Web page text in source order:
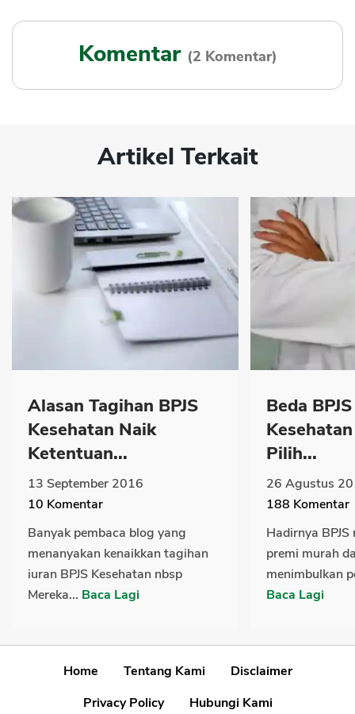
Komentar (2 Komentar)
Artikel Terkait
Alasan Tagihan BPJS
Kesehatan Naik
Ketentuan...
13 September 2016
10 Komentar
Banyak pembaca blog yang
menanyakan kenaikkan tagihan
iuran BPJS Kesehatan nbsp
Mereka... Baca Lagi
Beda
Pilih...
26 Agustus
188 Komentar
Hadirnya
premi murah
menimbulkan
Baca Lagi
Home Tentang Kami
Disclaimer
Privacy Policy
Hubungi Kami